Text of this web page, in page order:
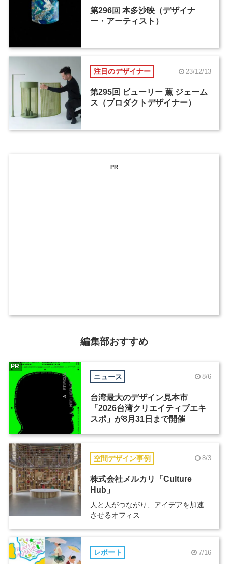
第296回 本多沙映（デザイナ
ー・アーティスト）
注目のデザイナー 23/12/13
第295回 ビューリー 薫 ジェーム
ス（プロダクトデザイナー）
PR
編集部おすすめ
ニュース 8/6
台湾最大のデザイン見本市
「2026台湾クリエイティブエキ
スポ」が8月31日まで開催
PR
空間デザイン事例 8/3
株式会社メルカリ「Culture
Hub」
人と人がつながり、アイデアを加速
させるオフィス
レポート 7/16